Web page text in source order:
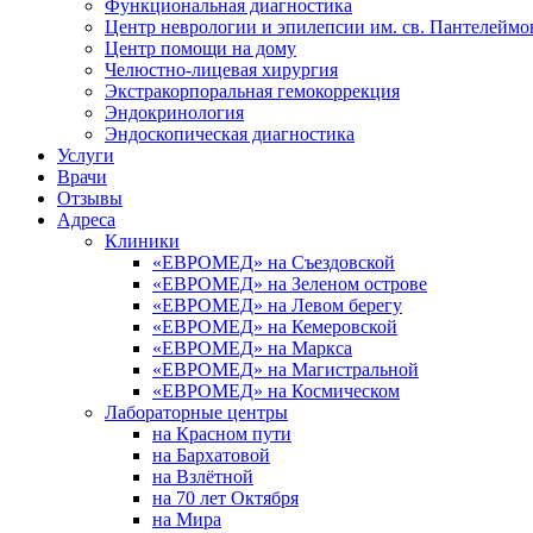
Функциональная диагностика
Центр неврологии и эпилепсии им. св.
Центр помощи на дому
Челюстно-лицевая хирургия
Экстракорпоральная гемокоррекция
Эндокринология
Эндоскопическая диагностика
Услуги
Врачи
Отзывы
Адреса
Клиники
«ЕВРОМЕД» на Съездовской
«ЕВРОМЕД» на Зеленом острове
«ЕВРОМЕД» на Левом берегу
«ЕВРОМЕД» на Кемеровской
«ЕВРОМЕД» на Маркса
«ЕВРОМЕД» на Магистральной
«ЕВРОМЕД» на Космическом
Лабораторные центры
на Красном пути
на Бархатовой
на Взлётной
на 70 лет Октября
на Мира